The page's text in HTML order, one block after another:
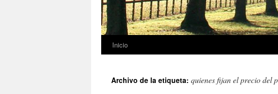
Saltar
contenido
Inicio
Archivo de la etiqueta: quienes fijan el precio del